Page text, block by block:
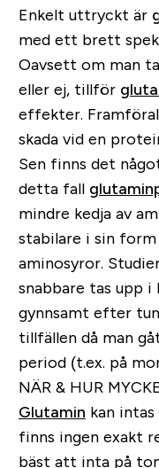
Enkelt uttryckt är
med ett brett
Oavsett om man
eller ej, tillför
effekter.
skada vid en
Sen finns det
detta fall
mindre kedja av
stabilare i sin
aminosyror.
snabbare tas upp i
gynnsamt efter
tillfällen då man
period (t.ex. på
NÄR & HUR
Glutamin kan
finns ingen exakt
bäst att inta på